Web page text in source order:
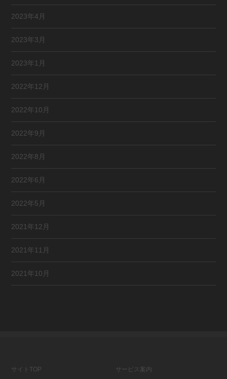
2023年4月
2023年3月
2023年1月
2022年12月
2022年10月
2022年9月
2022年8月
2022年6月
2022年5月
2021年12月
2021年11月
2021年10月
サイトTOP
サービス案内